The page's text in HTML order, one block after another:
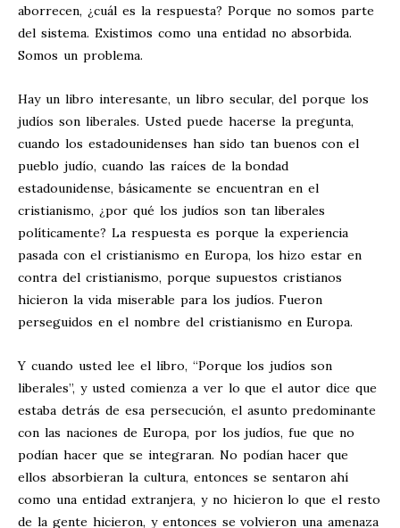
aborrecen, ¿cuál es la respuesta? Porque no somos parte
del sistema. Existimos como una entidad no absorbida.
Somos un problema.
Hay un libro interesante, un libro secular, del porque los
judíos son liberales. Usted puede hacerse la pregunta,
cuando los estadounidenses han sido tan buenos con el
pueblo judío, cuando las raíces de la bondad
estadounidense, básicamente se encuentran en el
cristianismo, ¿por qué los judíos son tan liberales
políticamente? La respuesta es porque la experiencia
pasada con el cristianismo en Europa, los hizo estar en
contra del cristianismo, porque supuestos cristianos
hicieron la vida miserable para los judíos. Fueron
perseguidos en el nombre del cristianismo en Europa.
Y cuando usted lee el libro, “Porque los judíos son
liberales”, y usted comienza a ver lo que el autor dice que
estaba detrás de esa persecución, el asunto predominante
con las naciones de Europa, por los judíos, fue que no
podían hacer que se integraran. No podían hacer que
ellos absorbieran la cultura, entonces se sentaron ahí
como una entidad extranjera, y no hicieron lo que el resto
de la gente hicieron, y entonces se volvieron una amenaza